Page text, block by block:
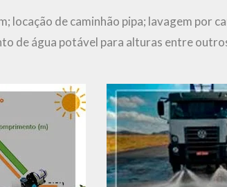
locação de caminhão pipa; lavagem por
de água potável para alturas entre